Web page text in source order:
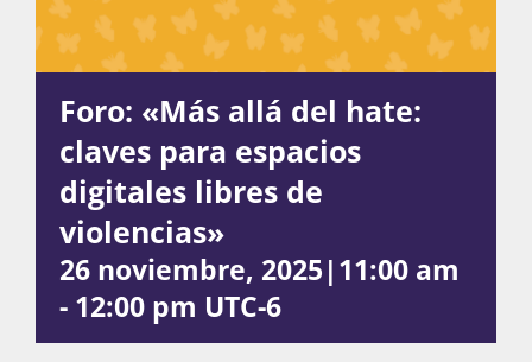
La Boletina
Blog
Foro: «Más allá del hate:
claves para espacios
digitales libres de
violencias»
26 noviembre, 2025|11:00 am
- 12:00 pm UTC-6